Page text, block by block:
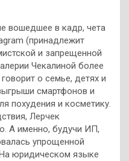
вошедшее в кадр, чета
(принадлежит
и запрещенной
Чекалиной более
о семье, детях и
смартфонов и
похудения и косметику.
Лерчек
А именно, будучи ИП,
упрощенной
юридическом языке